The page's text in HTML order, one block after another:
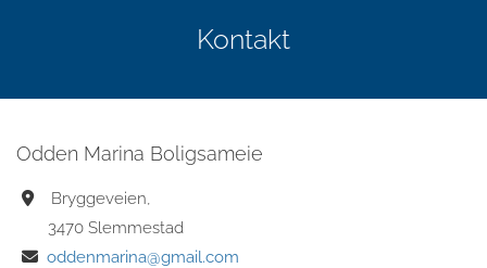
Kontakt
Odden Marina Boligsameie
Bryggeveien,
3470 Slemmestad
 oddenmarina@gmail.com